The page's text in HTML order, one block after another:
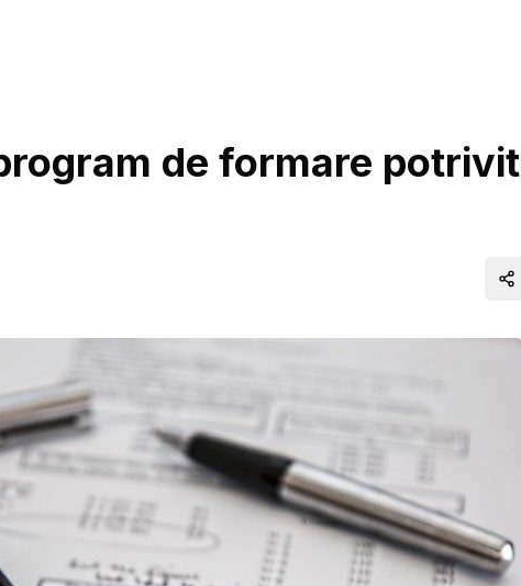
de formare potrivit